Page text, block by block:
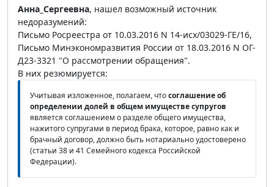
Анна_Сергеевна, нашел возможный источник
недоразумений:
Письмо Росреестра от 10.03.2016 N 14-исх/03029-ГЕ/16,
Письмо Минэкономразвития России от 18.03.2016 N ОГ-
Д23-3321 "О рассмотрении обращения".
В них резюмируется:
Учитывая изложенное, полагаем, чтосоглашение об
определении долей в общем имуществе супругов
является соглашением о разделе общего имущества,
нажитого супругами в период брака, которое, равно как и
брачный договор, должно быть нотариально удостоверено
(статьи 38 и 41 Семейного кодекса Российской
Федерации).